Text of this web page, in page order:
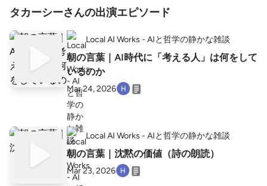
でも活動しております。 ぜひご登録お願いい
たします。 https://substack.com/@takashiha
ストの書き起こしサービス「LISTEN」はこち
ら” https://listen.style/p/t_panda123?YLrnM4
Mr
タカーシーさんの出演エピソード
Local AI Works - AIと哲学の静かな雑談
朝の言葉｜AI時代に「考える人」は何をして
いるのか
Mar 24, 2026
Local AI Works - AIと哲学の静かな雑談
朝の言葉｜沈黙の価値（詩の朗読）
Mar 23, 2026